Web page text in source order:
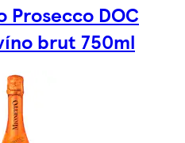
Prosecco DOC
brut 750ml